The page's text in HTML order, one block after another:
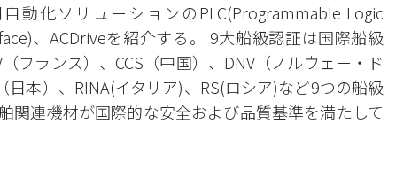
動化ソリューションのPLC(Programmable Logic
、ACDriveを紹介する。 9大船級認証は国際船級
フランス）、CCS（中国）、DNV（ノルウェー・ド
本）、RINA(イタリア)、RS(ロシア)など9つの船級
関連機材が国際的な安全および品質基準を満たして